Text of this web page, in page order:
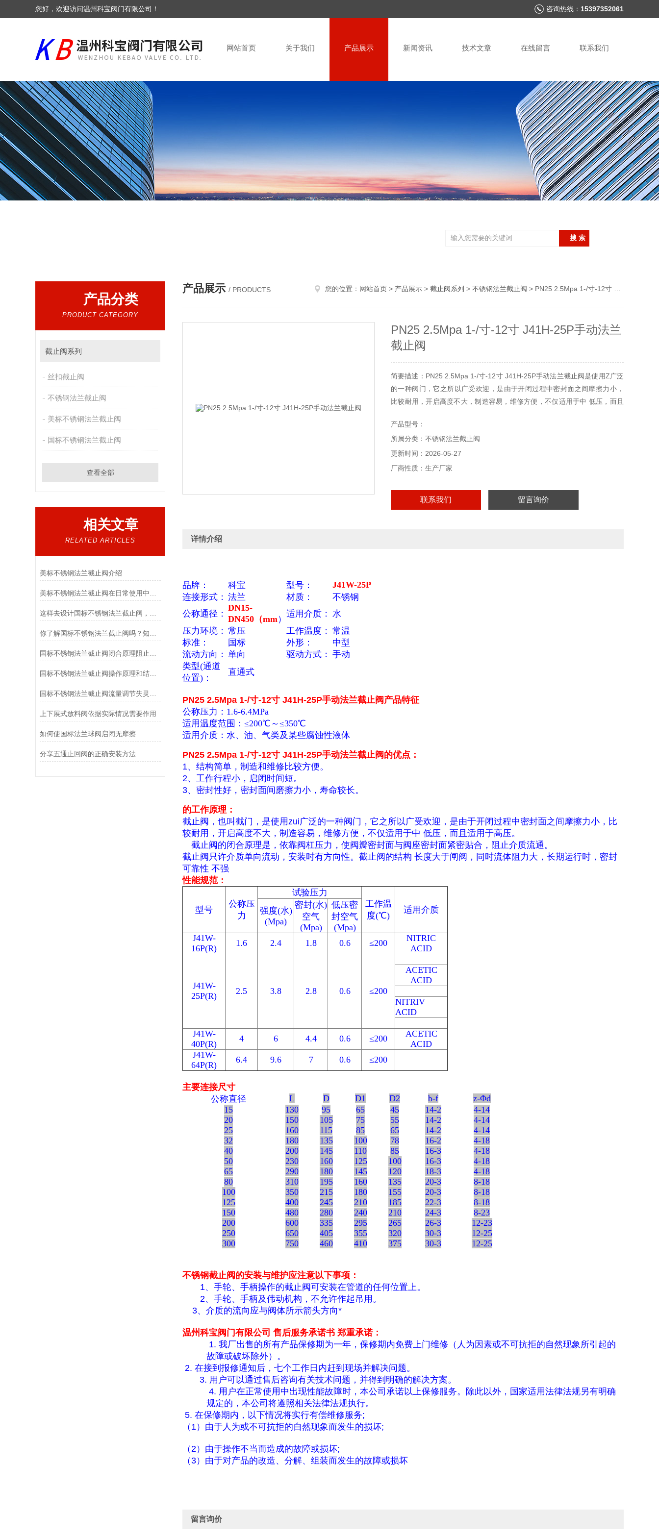
您好，欢迎访问温州科宝阀门有限公司！ 咨询热线： 15397352061
网站首页 关于我们 产品展示 新闻资讯 技术文章 在线留言 联系我们
产品分类
PRODUCT CATEGORY
截止阀系列
丝扣截止阀
不锈钢法兰截止阀
美标不锈钢法兰截止阀
国标不锈钢法兰截止阀
查看全部
相关文章
RELATED ARTICLES
美标不锈钢法兰截止阀介绍
国标不锈钢法兰截止阀操作原理和结构说明
上下展式放料阀依据实际情况需要作用
如何使国标法兰球阀启闭无摩擦
分享五通止回阀的正确安装方法
产品展示 / PRODUCTS 您的位置： 网站首页 > 产品展示 > 截止阀系列 > 不锈钢法兰截止阀 > PN25 2.5Mpa 1-/寸-12寸 J41H-25P手动法兰截止阀
PN25 2.5Mpa 1-/寸-12寸 J41H-25P手动法兰
截止阀
简要描述：PN25 2.5Mpa 1-/寸-12寸 J41H-25P手动法兰截止阀是使用Z广泛
的一种阀门，它之所以广受欢迎，是由于开闭过程中密封面之间摩擦力小，
比较耐用，开启高度不大，制造容易，维修方便，不仅适用于中 低压，而且
截止阀的闭合原理是，依靠阀杠压力，使阀瓣密封面与阀座密封面紧密贴
合，阻止介质流通。
截止阀只许介质单向流动，
产品型号：
所属分类：不锈钢法兰截止阀
更新时间：2026-05-27
厂商性质：生产厂家
联系我们 留言询价
详情介绍
品牌： 科宝 型号：
J41W-25P
连接形式： 法兰 材质：
不锈钢
公称通径：
DN15-
DN450 （mm）
适用介质： 水
压力环境： 常压 工作温度： 常温
标准：
国标 外形：
中型
流动方向： 单向 驱动方式： 手动
类型(通道
位置)：
直通式
PN25 2.5Mpa 1-/寸-12寸 J41H-25P手动法兰截止阀 产品特征
公称压力：1.6-6.4MPa
适用温度范围：≤200℃～≤350℃
适用介质：水、油、气类及某些腐蚀性液体
PN25 2.5Mpa 1-/寸-12寸 J41H-25P手动法兰截止阀 的优点：
1、结构简单，制造和维修比较方便。
2、工作行程小，启闭时间短。
3、密封性好，密封面间磨擦力小，寿命较长。
的工作原理：
截止阀，也叫截门，是使用zui广泛的一种阀门，它之所以广受欢迎，是由于开闭过程中密封面之间摩擦力小，比
较耐用，开启高度不大，制造容易，维修方便，不仅适用于中 低压，而且适用于高压。
截止阀的闭合原理是，依靠阀杠压力，使阀瓣密封面与阀座密封面紧密贴合，阻止介质流通。
截止阀只许介质单向流动，安装时有方向性。截止阀的结构 长度大于闸阀，同时流体阻力大，长期运行时，密封
可靠性 不强
性能规范：
型号
公称压
力
试验压力
工作温
度(℃)
适用介质
强度(水)
(Mpa)
密封(水)
空气
(Mpa)
低压密
封空气
(Mpa)
J41W-
16P(R)
1.6 2.4 1.8 0.6 ≤200
NITRIC
ACID
J41W-
25P(R)
2.5 3.8 2.8 0.6 ≤200
ACETIC
ACID
NITRIV
ACID
J41W-
40P(R)
4 6 4.4 0.6 ≤200
ACETIC
ACID
J41W-
64P(R)
6.4 9.6 7 0.6 ≤200
主要连接尺寸
公称直径
L D D1 D2 b-f
z-Φd
15
130 95 65 45 14-2
4-14
20
150 105 75 55 14-2
4-14
25
160 115 85 65 14-2
4-14
32
180 135 100 78 16-2
4-18
40
200 145 110 85 16-3
4-18
50
230 160 125 100 16-3
4-18
65
290 180 145 120 18-3
4-18
80
310 195 160 135 20-3
8-18
100
350 215 180 155 20-3
8-18
125
400 245 210 185 22-3
8-18
150
480 280 240 210 24-3
8-23
200
600 335 295 265 26-3
12-23
250
650 405 355 320 30-3
12-25
300
750 460 410 375 30-3 12-25
不锈钢截止阀的安装与维护应注意以下事项：
1、手轮、手柄操作的截止阀可安装在管道的任何位置上。
2、手轮、手柄及伟动机构，不允许作起吊用。
3、介质的流向应与阀体所示箭头方向*
温州科宝阀门有限公司 售后服务承诺书 郑重承诺：
1. 我厂出售的所有产品保修期为一年，保修期内免费上门维修（人为因素或不可抗拒的自然现象所引起的
故障或破坏除外）。
2. 在接到报修通知后，七个工作日内赶到现场并解决问题。
3. 用户可以通过售后咨询有关技术问题，并得到明确的解决方案。
4. 用户在正常使用中出现性能故障时，本公司承诺以上保修服务。除此以外，国家适用法律法规另有明确
规定的，本公司将遵照相关法律法规执行。
5. 在保修期内，以下情况将实行有偿维修服务;
（ 1）由于人为或不可抗拒的自然现象而发生的损坏;
（2）由于操作不当而造成的故障或损坏;
（3）由于对产品的改造、分解、组装而发生的故障或损坏
留言询价